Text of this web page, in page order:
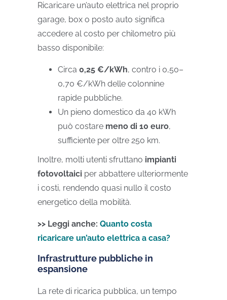
Ricaricare un’auto elettrica nel proprio
garage, box o posto auto significa
accedere al costo per chilometro più
basso disponibile:
Circa 0,25 €/kWh, contro i 0,50–
0,70 €/kWh delle colonnine
rapide pubbliche.
Un pieno domestico da 40 kWh
può costare meno di 10 euro,
sufficiente per oltre 250 km.
Inoltre, molti utenti sfruttano impianti
fotovoltaici per abbattere ulteriormente
i costi, rendendo quasi nullo il costo
energetico della mobilità.
>> Leggi anche: Quanto costa
ricaricare un’auto elettrica a casa?
Infrastrutture pubbliche in
espansione
La rete di ricarica pubblica, un tempo